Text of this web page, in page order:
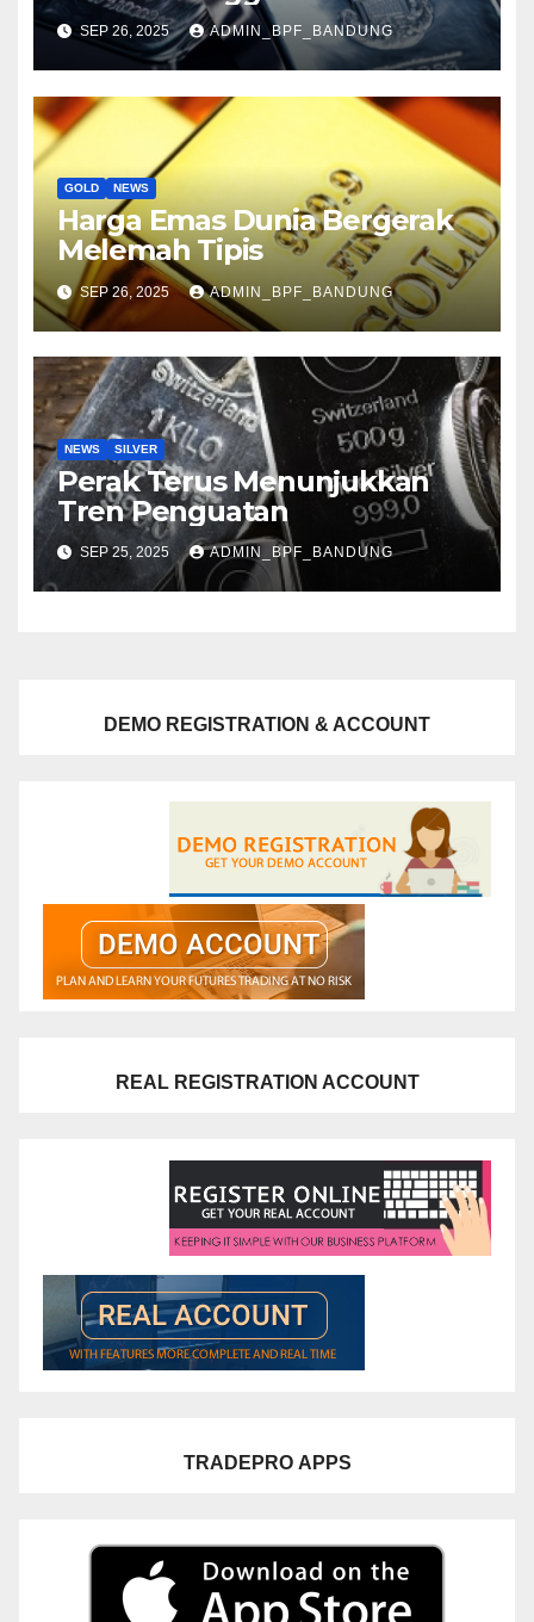
SEP 26, 2025 ADMIN_BPF_BANDUNG
GOLD NEWS
Harga Emas Dunia Bergerak
Melemah Tipis
SEP 26, 2025 ADMIN_BPF_BANDUNG
NEWS SILVER
Perak Terus Menunjukkan
Tren Penguatan
SEP 25, 2025 ADMIN_BPF_BANDUNG
DEMO REGISTRATION & ACCOUNT
REAL REGISTRATION ACCOUNT
TRADEPRO APPS